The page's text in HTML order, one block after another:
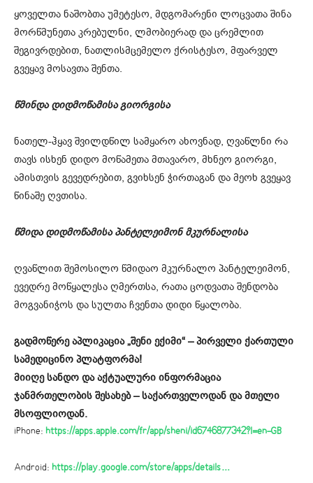
ყოველთა ნაშობთა უმეტესო, მდგომარენი ლოცვათა შინა
მორწმუნეთა კრებულნი, ლმობიერად და ცრემლით
შეგივრდებით, ნათლისმცემელო ქრისტესო, მფარველ
გვეყავ მოსავთა შენთა.
წმინდა დიდმოწამისა გიორგისა
ნათელ-ჰყავ შვილდწილ სამყარო ახოვნად, ღვაწლნი რა
თავს ისხენ დიდო მოწამეთა მთავარო, მხნეო გიორგი,
ამისთვის გევედრებით, გვიხსენ ჭირთაგან და მეოხ გვეყავ
წინაშე ღვთისა.
წმიდა დიდმოწამისა პანტელეიმონ მკურნალისა
ღვაწლით შემოსილო წმიდაო მკურნალო პანტელეიმონ,
ევედრე მოწყალესა ღმერთსა, რათა ცოდვათა შენდობა
მოგვანიჭოს და სულთა ჩვენთა დიდი წყალობა.
გადმოწერე აპლიკაცია „შენი ექიმი“ – პირველი ქართული
სამედიცინო პლატფორმა!
მიიღე სანდო და აქტუალური ინფორმაცია
ჯანმრთელობის შესახებ – საქართველოდან და მთელი
მსოფლიოდან.
iPhone: https://apps.apple.com/fr/app/sheni/id6746877342?l=en-GB
Android: https://play.google.com/store/apps/details…